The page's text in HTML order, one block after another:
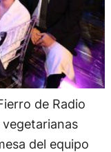
de Radio
del equipo